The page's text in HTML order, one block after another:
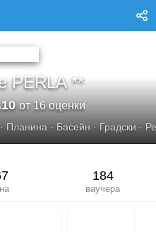
PERLA **
от 16 оценки
· Планина · Басейн · Градски ·
184
ваучера